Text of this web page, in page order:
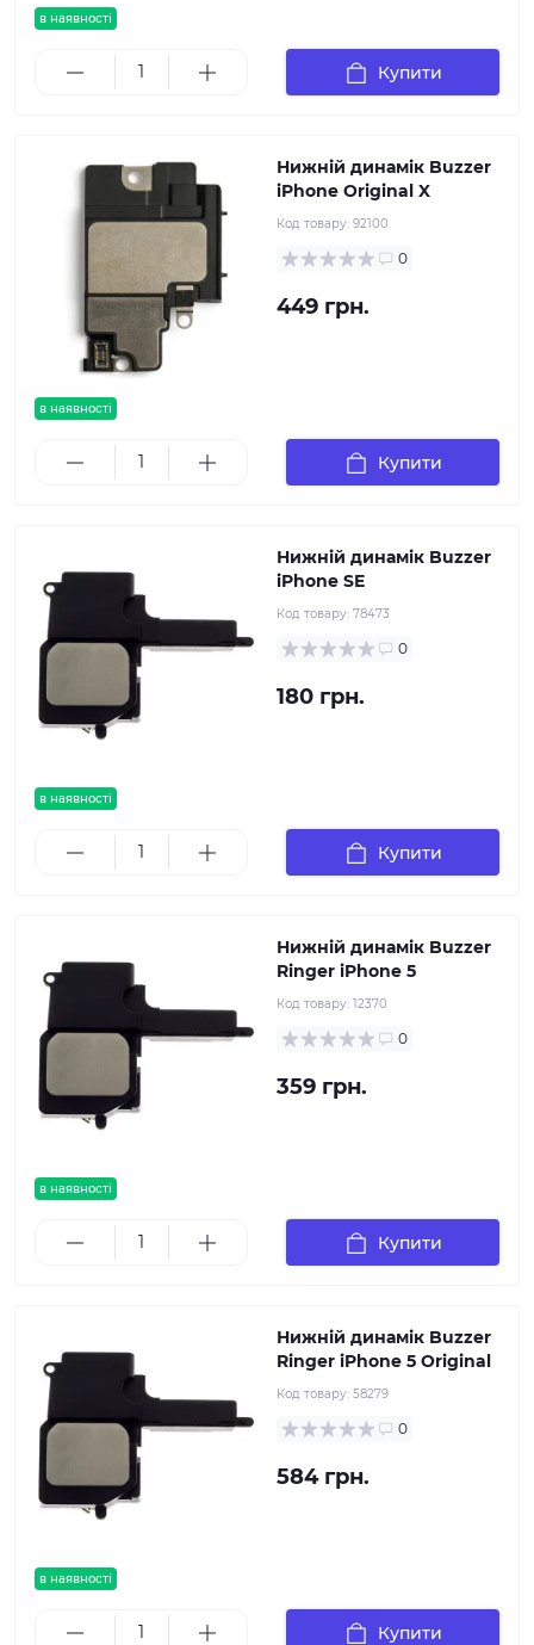
в наявності
Купити
в наявності
Нижній динамік Buzzer
iPhone Original X
Код товару: 92100
0
449 грн.
Купити
в наявності
Нижній динамік Buzzer
iPhone SE
Код товару: 78473
0
180 грн.
Купити
в наявності
Нижній динамік Buzzer
Ringer iPhone 5
Код товару: 12370
0
359 грн.
Купити
в наявності
Нижній динамік Buzzer
Ringer iPhone 5 Original
Код товару: 58279
0
584 грн.
Купити